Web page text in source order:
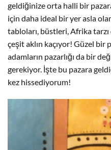
geldiğinize orta halli bir
için daha ideal bir yer asla
tabloları, büstleri, Afrika
çeşit aklın kaçıyor! Güzel bir
adamların pazarlığı da bir
gerekiyor. İşte bu pazara
kez hissediyorum!